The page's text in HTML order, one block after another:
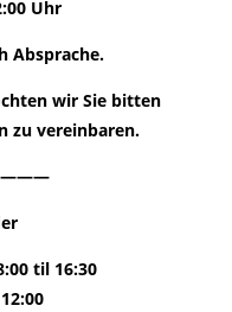
Uhr
Absprache.
wir Sie bitten
zu vereinbaren.
til 16:30